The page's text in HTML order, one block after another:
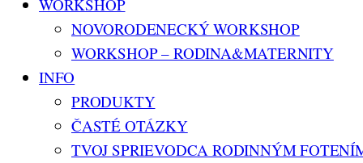
WORKSHOP
NOVORODENECKÝ WORKSHOP
WORKSHOP – RODINA&MATERNITY
INFO
PRODUKTY
ČASTÉ OTÁZKY
TVOJ SPRIEVODCA RODINNÝM